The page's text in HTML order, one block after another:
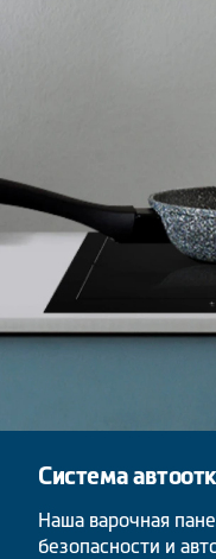
Система
Наша варочная
безопасности и